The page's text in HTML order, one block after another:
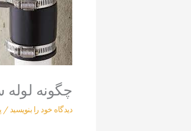
چگونه
دیدگاه‌ خود را بنویسید /